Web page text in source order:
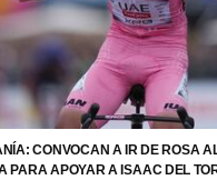
CONVOCAN A IR DE ROSA
PARA APOYAR A ISAAC DEL